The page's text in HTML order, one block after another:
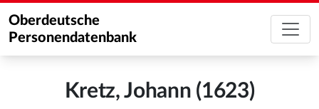
Oberdeutsche
Personendatenbank
Kretz, Johann (1623)